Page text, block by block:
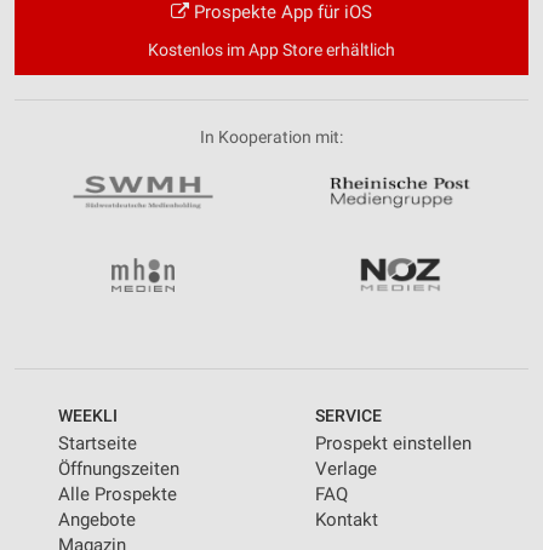
Prospekte App für iOS
Kostenlos im App Store erhältlich
In Kooperation mit:
WEEKLI
Startseite
Öffnungszeiten
Alle Prospekte
Angebote
Magazin
SERVICE
Prospekt einstellen
Verlage
FAQ
Kontakt